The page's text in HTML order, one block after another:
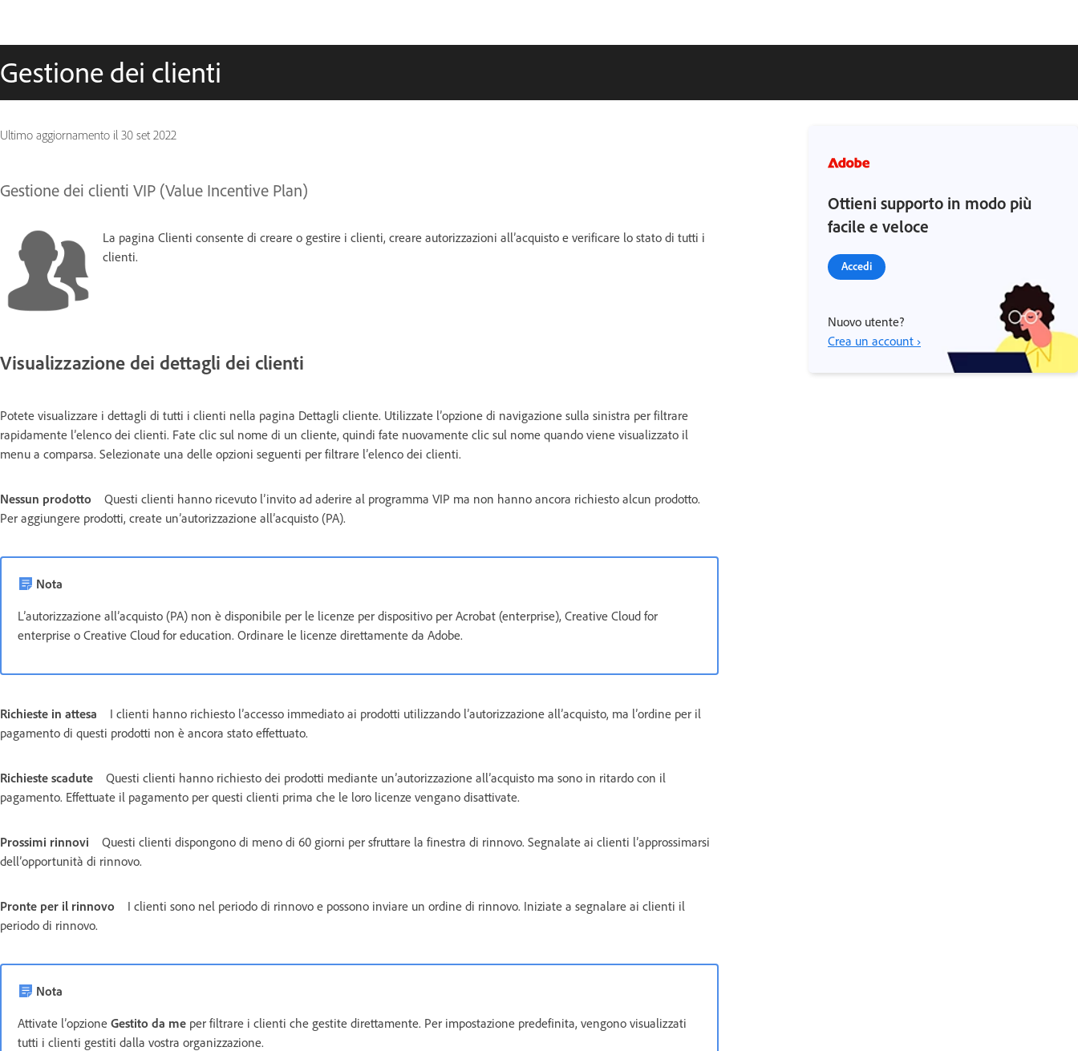
Gestione dei clienti
Ultimo aggiornamento il 30 set 2022
Gestione dei clienti VIP (Value Incentive Plan)
La pagina Clienti consente di creare o gestire i clienti, creare autorizzazioni all’acquisto e verificare lo stato di tutti i
clienti.
Visualizzazione dei dettagli dei clienti
Potete visualizzare i dettagli di tutti i clienti nella pagina Dettagli cliente. Utilizzate l’opzione di navigazione sulla sinistra per filtrare
rapidamente l’elenco dei clienti. Fate clic sul nome di un cliente, quindi fate nuovamente clic sul nome quando viene visualizzato il
menu a comparsa. Selezionate una delle opzioni seguenti per filtrare l’elenco dei clienti.
Nessun prodotto
Questi clienti hanno ricevuto l’invito ad aderire al programma VIP ma non hanno ancora richiesto alcun prodotto.
Per aggiungere prodotti, create un’autorizzazione all’acquisto (PA).
Nota
L’autorizzazione all’acquisto (PA) non è disponibile per le licenze per dispositivo per Acrobat (enterprise), Creative Cloud for
enterprise o Creative Cloud for education. Ordinare le licenze direttamente da Adobe.
Richieste in attesa
I clienti hanno richiesto l’accesso immediato ai prodotti utilizzando l’autorizzazione all’acquisto, ma l’ordine per il
pagamento di questi prodotti non è ancora stato effettuato.
Richieste scadute
Questi clienti hanno richiesto dei prodotti mediante un’autorizzazione all’acquisto ma sono in ritardo con il
pagamento. Effettuate il pagamento per questi clienti prima che le loro licenze vengano disattivate.
Prossimi rinnovi
Questi clienti dispongono di meno di 60 giorni per sfruttare la finestra di rinnovo. Segnalate ai clienti l’approssimarsi
dell’opportunità di rinnovo.
Pronte per il rinnovo
I clienti sono nel periodo di rinnovo e possono inviare un ordine di rinnovo. Iniziate a segnalare ai clienti il
periodo di rinnovo.
Nota
Attivate l’opzione Gestito da me per filtrare i clienti che gestite direttamente. Per impostazione predefinita, vengono visualizzati
tutti i clienti gestiti dalla vostra organizzazione.
Ottieni supporto in modo più
facile e veloce
Accedi
Nuovo utente?
Crea un account ›